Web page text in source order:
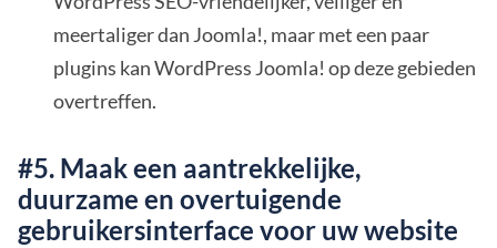
meertaliger dan Joomla!, maar met een paar
plugins kan WordPress Joomla! op deze gebieden
overtreffen.
#5. Maak een aantrekkelijke,
duurzame en overtuigende
gebruikersinterface voor uw website